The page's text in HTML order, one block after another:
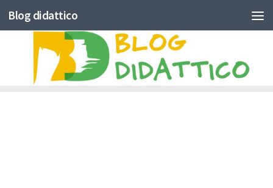
Skip to content
Blog didattico